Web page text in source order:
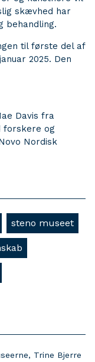
skævhed har
behandling.
til første del af
2025. Den
Davis fra
forskere og
Nordisk
steno museet
Trine Bjerre